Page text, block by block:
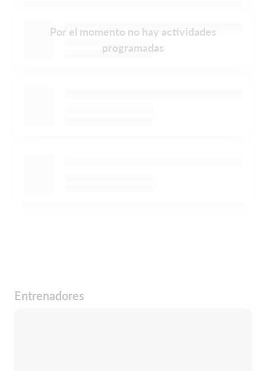
Por el momento no hay actividades
programadas
Entrenadores